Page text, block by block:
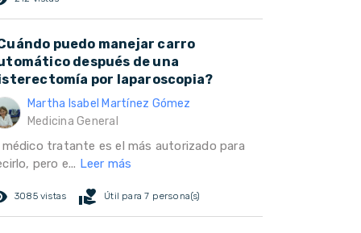
puedo manejar carro
después de una
por laparoscopia?
Martha Isabel Martínez Gómez
Medicina General
médico tratante es el más autorizado para
pero e... Leer más
3085 vistas volunteer_activism Útil para 7 persona(s)